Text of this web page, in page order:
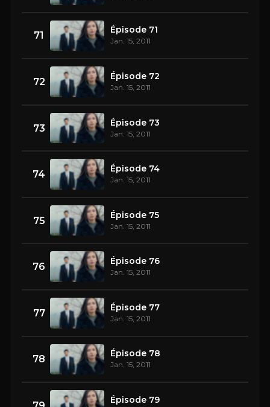
71 Épisode 71
Jan. 15, 2011
72 Épisode 72
Jan. 15, 2011
73 Épisode 73
Jan. 15, 2011
74 Épisode 74
Jan. 15, 2011
75 Épisode 75
Jan. 15, 2011
76 Épisode 76
Jan. 15, 2011
77 Épisode 77
Jan. 15, 2011
78 Épisode 78
Jan. 15, 2011
Épisode 79